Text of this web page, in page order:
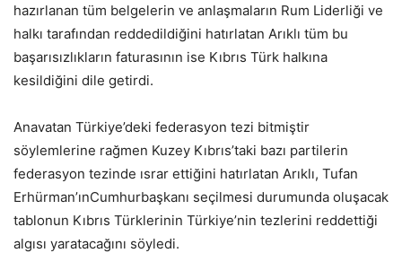
hazırlanan tüm belgelerin ve anlaşmaların Rum Liderliği ve
halkı tarafından reddedildiğini hatırlatan Arıklı tüm bu
başarısızlıkların faturasının ise Kıbrıs Türk halkına
kesildiğini dile getirdi.
Anavatan Türkiye’deki federasyon tezi bitmiştir
söylemlerine rağmen Kuzey Kıbrıs’taki bazı partilerin
federasyon tezinde ısrar ettiğini hatırlatan Arıklı, Tufan
Erhürman’ınCumhurbaşkanı seçilmesi durumunda oluşacak
tablonun Kıbrıs Türklerinin Türkiye’nin tezlerini reddettiği
algısı yaratacağını söyledi.